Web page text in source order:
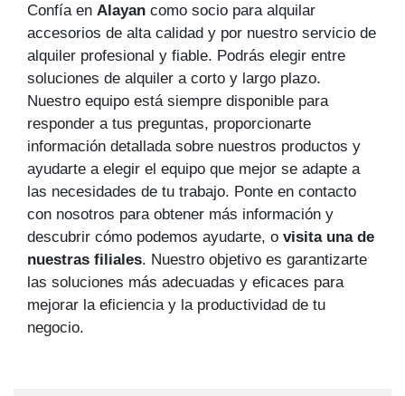
Confía en Alayan como socio para alquilar
accesorios de alta calidad y por nuestro servicio de
alquiler profesional y fiable. Podrás elegir entre
soluciones de alquiler a corto y largo plazo.
Nuestro equipo está siempre disponible para
responder a tus preguntas, proporcionarte
información detallada sobre nuestros productos y
ayudarte a elegir el equipo que mejor se adapte a
las necesidades de tu trabajo. Ponte en contacto
con nosotros para obtener más información y
descubrir cómo podemos ayudarte, o visita una de
nuestras filiales. Nuestro objetivo es garantizarte
las soluciones más adecuadas y eficaces para
mejorar la eficiencia y la productividad de tu
negocio.